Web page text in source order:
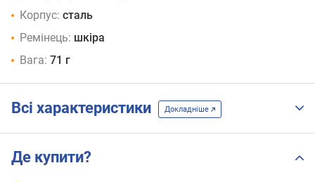
Корпус: сталь
Ремінець: шкіра
Вага: 71 г
Всі характеристики Докладніше
Де купити?